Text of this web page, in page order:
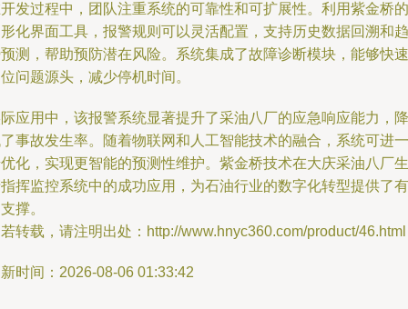
发过程中，团队注重系统的可靠性和可扩展性。利用紫金桥的
化界面工具，报警规则可以灵活配置，支持历史数据回溯和趋
测，帮助预防潜在风险。系统集成了故障诊断模块，能够快速
问题源头，减少停机时间。
应用中，该报警系统显著提升了采油八厂的应急响应能力，降
事故发生率。随着物联网和人工智能技术的融合，系统可进一
化，实现更智能的预测性维护。紫金桥技术在大庆采油八厂生
挥监控系统中的成功应用，为石油行业的数字化转型提供了有
撑。
转载，请注明出处：http://www.hnyc360.com/product/46.html
时间：2026-08-06 01:33:42